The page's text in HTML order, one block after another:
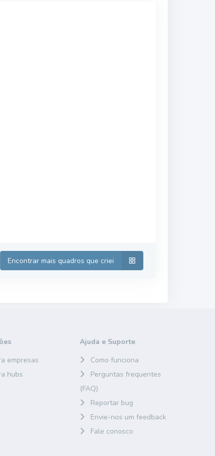
Encontrar mais quadros que criei
empresas
hubs
Ajuda e Suporte
Como funciona
Perguntas frequentes
(FAQ)
Reportar bug
Envie-nos um feedback
Fale conosco